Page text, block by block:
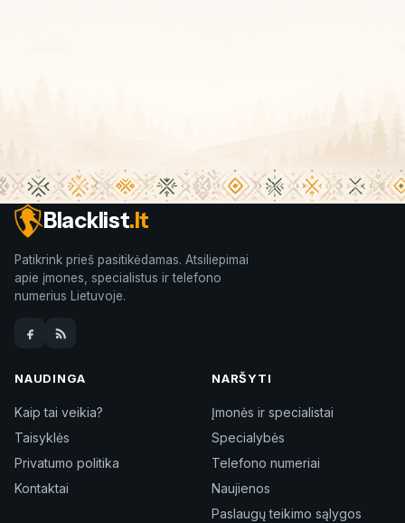
Blacklist.lt
Patikrink prieš pasitikėdamas. Atsiliepimai
apie įmones, specialistus ir telefono
numerius Lietuvoje.
NAUDINGA
Kaip tai veikia?
Taisyklės
Privatumo politika
Kontaktai
NARŠYTI
Įmonės ir specialistai
Specialybės
Telefono numeriai
Naujienos
Paslaugų teikimo sąlygos